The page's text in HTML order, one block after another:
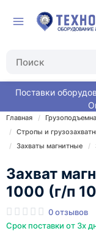
Поставки
Главная
Стропы и
Захваты магнитные
Захват
1000 (г/п
0 отзывов
Срок поставки от 3х